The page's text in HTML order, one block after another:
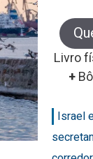
Livro
+
Israel